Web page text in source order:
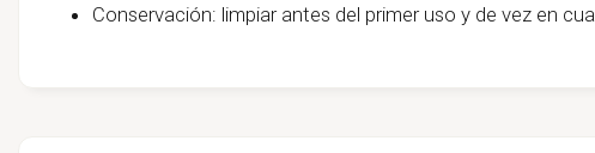
Conservación: limpiar antes del primer uso y de vez en